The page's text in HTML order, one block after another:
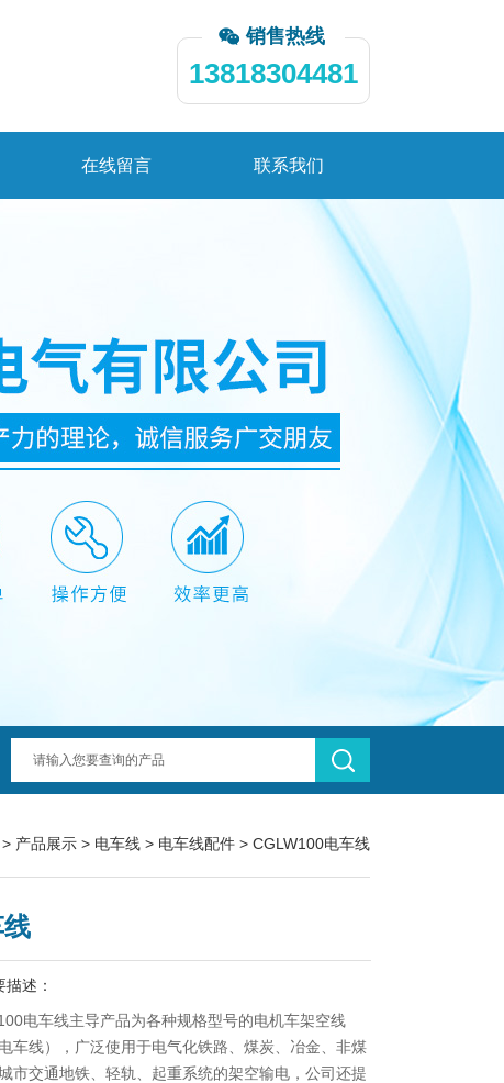
销售热线
13818304481
在线留言 联系我们
> 产品展示 > 电车线 > 电车线配件 > CGLW100电车线
描述：
电车线主导产品为各种规格型号的电机车架空线
电车线），广泛使用于电气化铁路、煤炭、冶金、非煤
市交通地铁、轻轨、起重系统的架空输电，公司还提